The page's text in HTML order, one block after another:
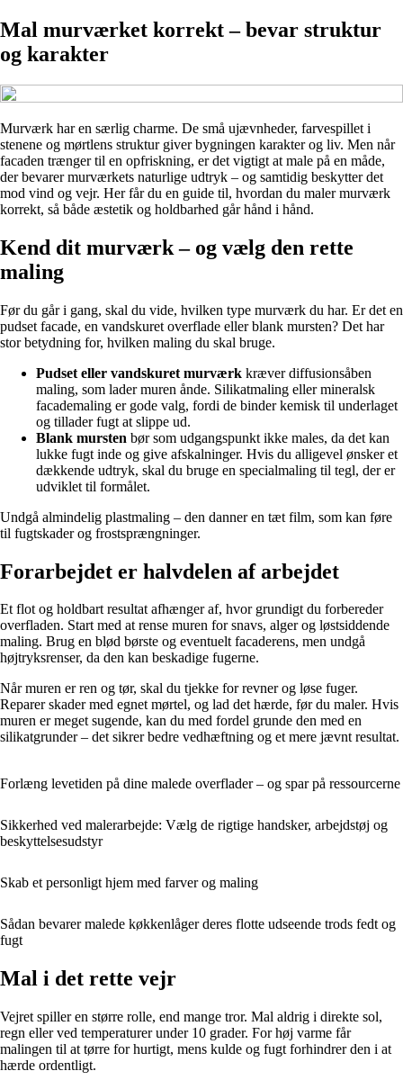
Mal murværket korrekt – bevar struktur
og karakter
Murværk har en særlig charme. De små ujævnheder, farvespillet i
stenene og mørtlens struktur giver bygningen karakter og liv. Men når
facaden trænger til en opfriskning, er det vigtigt at male på en måde,
der bevarer murværkets naturlige udtryk – og samtidig beskytter det
mod vind og vejr. Her får du en guide til, hvordan du maler murværk
korrekt, så både æstetik og holdbarhed går hånd i hånd.
Kend dit murværk – og vælg den rette
maling
Før du går i gang, skal du vide, hvilken type murværk du har. Er det en
pudset facade, en vandskuret overflade eller blank mursten? Det har
stor betydning for, hvilken maling du skal bruge.
Pudset eller vandskuret murværk kræver diffusionsåben
maling, som lader muren ånde. Silikatmaling eller mineralsk
facademaling er gode valg, fordi de binder kemisk til underlaget
og tillader fugt at slippe ud.
Blank mursten bør som udgangspunkt ikke males, da det kan
lukke fugt inde og give afskalninger. Hvis du alligevel ønsker et
dækkende udtryk, skal du bruge en specialmaling til tegl, der er
udviklet til formålet.
Undgå almindelig plastmaling – den danner en tæt film, som kan føre
til fugtskader og frostsprængninger.
Forarbejdet er halvdelen af arbejdet
Et flot og holdbart resultat afhænger af, hvor grundigt du forbereder
overfladen. Start med at rense muren for snavs, alger og løstsiddende
maling. Brug en blød børste og eventuelt facaderens, men undgå
højtryksrenser, da den kan beskadige fugerne.
Når muren er ren og tør, skal du tjekke for revner og løse fuger.
Reparer skader med egnet mørtel, og lad det hærde, før du maler. Hvis
muren er meget sugende, kan du med fordel grunde den med en
silikatgrunder – det sikrer bedre vedhæftning og et mere jævnt resultat.
Forlæng levetiden på dine malede overflader – og spar på ressourcerne
Sikkerhed ved malerarbejde: Vælg de rigtige handsker, arbejdstøj og
beskyttelsesudstyr
Skab et personligt hjem med farver og maling
Sådan bevarer malede køkkenlåger deres flotte udseende trods fedt og
fugt
Mal i det rette vejr
Vejret spiller en større rolle, end mange tror. Mal aldrig i direkte sol,
regn eller ved temperaturer under 10 grader. For høj varme får
malingen til at tørre for hurtigt, mens kulde og fugt forhindrer den i at
hærde ordentligt.